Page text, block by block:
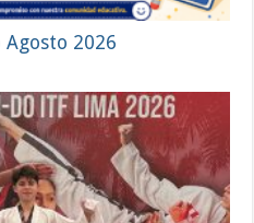
Agosto 2026